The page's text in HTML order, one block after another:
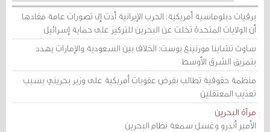
برقيات دبلوماسية أمريكية: الحرب الإيرانية أدت إلى تصورات عامة مفادها
أن الولايات المتحدة تخلت عن البحرين للتركيز على حماية إسرائيل
ساوث تشاينا مورنينغ بوست: الخلاف بين السعودية والإمارات يهدد
بتمزيق الشرق الأوسط
منظمة حقوقية تطالب بفرض عقوبات أمريكية على وزير بحريني بسبب
تعذيب المعتقلين
مرآة البحرين
الأمير أندرو وغسل سمعة نظام البحرين